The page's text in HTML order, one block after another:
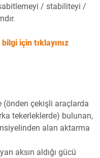
/ stabiliteyi /
için tıklayınız
(önden çekişli araçlarda
tekerleklerde) bulunan,
alan aktarma
aksın aldığı gücü